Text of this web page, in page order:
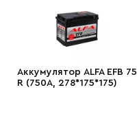
Аккумулятор АLFA EFB 75
R (750A, 278*175*175)